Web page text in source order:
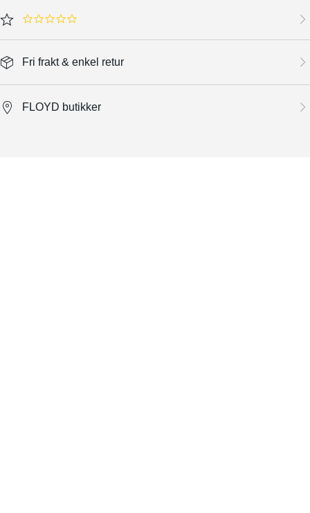
0.0 star rating
Fri frakt & enkel retur
FLOYD butikker